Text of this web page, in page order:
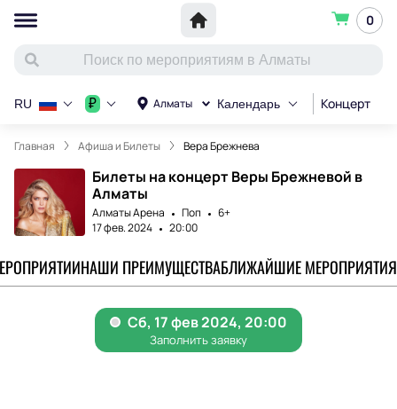
0
Алматы Календарь Концерт
RU ₽
Главная Афиша и Билеты Вера Брежнева
Билеты на концерт Веры Брежневой в
Алматы
Алматы Арена Поп
6+
17 фев. 2024
20:00
НАШИ ПРЕИМУЩЕСТВАБЛИЖАЙШИЕ МЕРОПРИЯТИЯ